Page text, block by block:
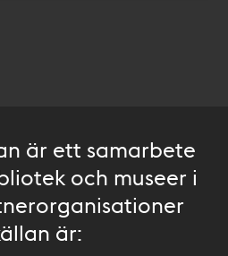
är ett samarbete
och museer i
är: